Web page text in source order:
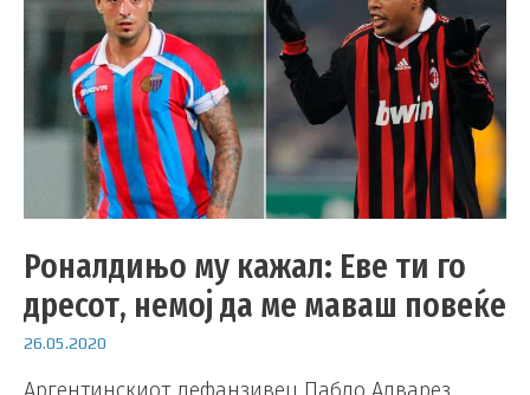
Роналдињо му кажал: Еве ти го
дресот, немој да ме маваш повеќе
26.05.2020